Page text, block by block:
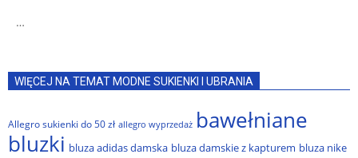
…
WIĘCEJ NA TEMAT MODNE SUKIENKI I UBRANIA
Allegro sukienki do 50 zł allegro wyprzedaż bawełniane
bluzki bluza adidas damska bluza damskie z kapturem bluza nike